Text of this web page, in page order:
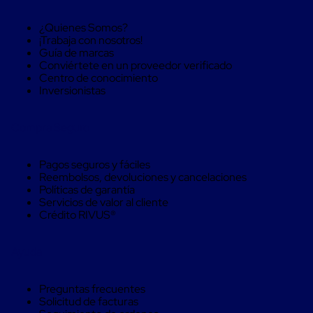
Monofilamento
Costura
L
Para
Envasado
Etiquetas
de
emplaye
Dispensadores
de
Playo
playo
automáticas
¿Quienes Somos?
¡Trabaja con nosotros!
Guía de marcas
Conviértete en un proveedor verificado
Centro de conocimiento
Inversionistas
Pagos seguros y fáciles
Reembolsos, devoluciones y cancelaciones
Políticas de garantía
Servicios de valor al cliente
Crédito RIVUS®
Preguntas frecuentes
Solicitud de facturas